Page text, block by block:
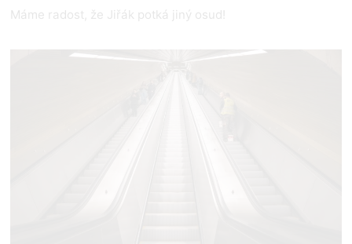
Máme radost, že Jiřák potká jiný osud!